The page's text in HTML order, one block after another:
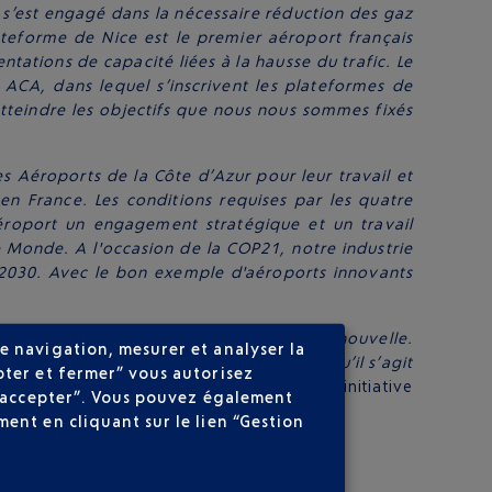
engagé dans la nécessaire réduction des gaz
de Nice est le premier aéroport français
de capacité liées à la hausse du trafic. Le
dans lequel s’inscrivent les plateformes de
les objectifs que nous nous sommes fixés
Aéroports de la Côte d’Azur pour leur travail et
France. Les conditions requises par les quatre
un engagement stratégique et un travail
A l'occasion de la COP21, notre industrie
Avec le bon exemple d'aéroports innovants
Carbon Accreditation est une excellent nouvelle.
ici en Europe, et encore plus lorsqu’il s’agit
dit Niclas Svenningsen, qui dirige l’initiative
navigation, mesurer et analyser la
et fermer” vous autorisez
Vous pouvez également
en cliquant sur le lien “Gestion